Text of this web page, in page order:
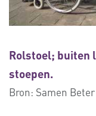
Rolstoel; buiten
stoepen.
Bron: Samen